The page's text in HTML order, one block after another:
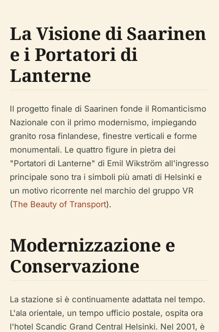
La Visione di Saarinen
e i Portatori di
Lanterne
Il progetto finale di Saarinen fonde il Romanticismo
Nazionale con il primo modernismo, impiegando
granito rosa finlandese, finestre verticali e forme
monumentali. Le quattro figure in pietra dei
"Portatori di Lanterne" di Emil Wikström all'ingresso
principale sono tra i simboli più amati di Helsinki e
un motivo ricorrente nel marchio del gruppo VR
(The Beauty of Transport).
Modernizzazione e
Conservazione
La stazione si è continuamente adattata nel tempo.
L'ala orientale, un tempo ufficio postale, ospita ora
l'hotel Scandic Grand Central Helsinki. Nel 2001, è